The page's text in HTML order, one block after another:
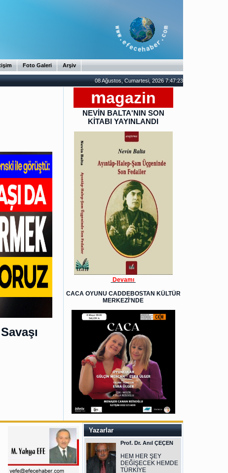
Foto Galeri Arşiv
08 Ağustos, Cumartesi, 2026 7:47:25
magazin
NEVİN BALTA'NIN SON
KİTABI YAYINLANDI
Devamı
CACA OYUNU CADDEBOSTAN KÜLTÜR
MERKEZİ'NDE
Yazarlar
Prof. Dr. Anıl ÇEÇEN
HEM HER ŞEY
DEĞİŞECEK HEMDE
TÜRKİYE